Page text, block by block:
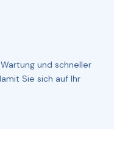
und schneller
Sie sich auf Ihr